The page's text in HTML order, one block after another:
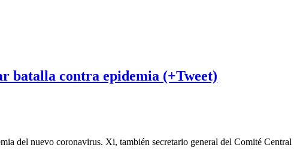
batalla contra epidemia (+Tweet)
del nuevo coronavirus. Xi, también secretario general del Comité Central